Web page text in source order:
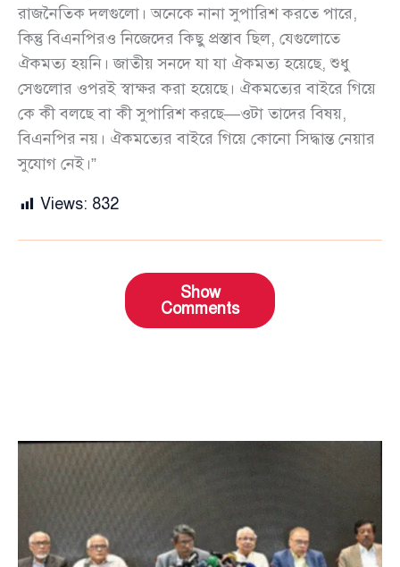
রাজনৈতিক দলগুলো। অনেকে নানা সুপারিশ করতে পারে,
কিন্তু বিএনপিরও নিজেদের কিছু প্রস্তাব ছিল, যেগুলোতে
ঐকমত্য হয়নি। জাতীয় সনদে যা যা ঐকমত্য হয়েছে, শুধু
সেগুলোর ওপরই স্বাক্ষর করা হয়েছে। ঐকমত্যের বাইরে গিয়ে
কে কী বলছে বা কী সুপারিশ করছে—ওটা তাদের বিষয়,
বিএনপির নয়। ঐকমত্যের বাইরে গিয়ে কোনো সিদ্ধান্ত নেয়ার
সুযোগ নেই।”
Views: 832
Show
Comments